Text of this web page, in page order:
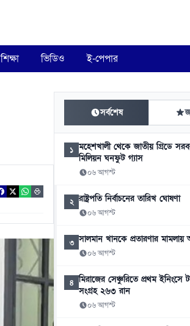
শিক্ষা ভিডিও ই-পেপার
সর্বশেষ
১ মহেশখালী থেকে জাতীয় গ্রিডে
মিলিয়ন ঘনফুট গ্যাস
০৬ আগস্ট
২ রাষ্ট্রপতি নির্বাচনের তারিখ ঘোষণা
০৬ আগস্ট
৩ সালমান খানকে প্রতারণার
০৬ আগস্ট
৪ মিরাজের সেঞ্চুরিতে প্রথম ইনিংসে
সংগ্রহ ২৬৩ রান
০৬ আগস্ট